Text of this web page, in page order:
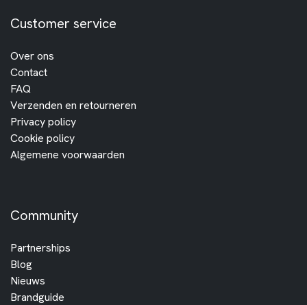
Customer service
Over ons
Contact
FAQ
Verzenden en retourneren
Privacy policy
Cookie policy
Algemene voorwaarden
Community
Partnerships
Blog
Nieuws
Brandguide